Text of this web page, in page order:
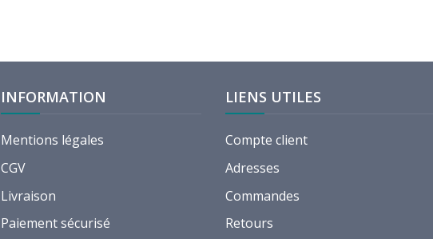
INFORMATION
Mentions légales
CGV
Livraison
Paiement sécurisé
LIENS UTILES
Compte client
Adresses
Commandes
Retours